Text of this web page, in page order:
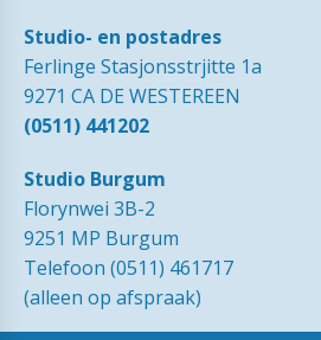
Studio- en postadres
Ferlinge Stasjonsstrjitte 1a
9271 CA DE WESTEREEN
(0511) 441202
Studio Burgum
Florynwei 3B-2
9251 MP Burgum
Telefoon (0511) 461717
(alleen op afspraak)